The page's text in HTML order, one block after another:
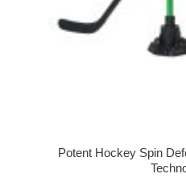
Potent Hockey Spin